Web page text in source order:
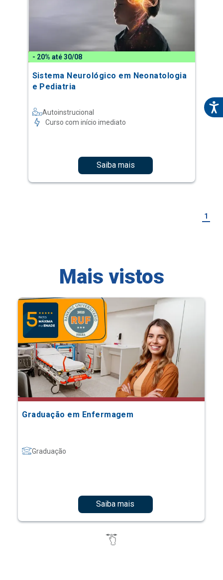
- 20% até 30/08
Sistema Neurológico em Neonatologia
e Pediatria
Autoinstrucional
Curso com início imediato
Saiba mais
1
Mais vistos
Graduação em Enfermagem
Graduação
Saiba mais